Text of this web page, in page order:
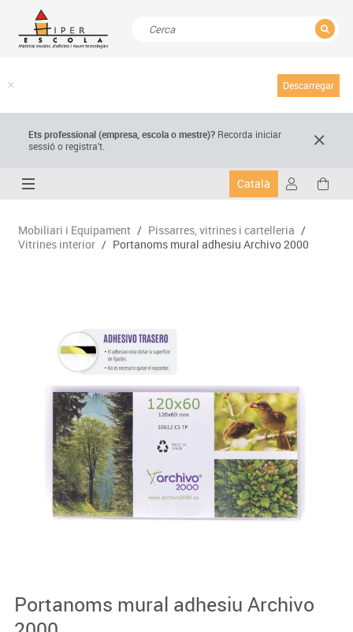
Descarregar
Ets professional (empresa,escola o mestre)? Recorda iniciar
sessió o registra't.
Català
Mobiliari i Equipament / Pissarres, vitrines i cartelleria /
Vitrines interior / Portanoms mural adhesiu Archivo 2000
Portanoms mural adhesiu Archivo